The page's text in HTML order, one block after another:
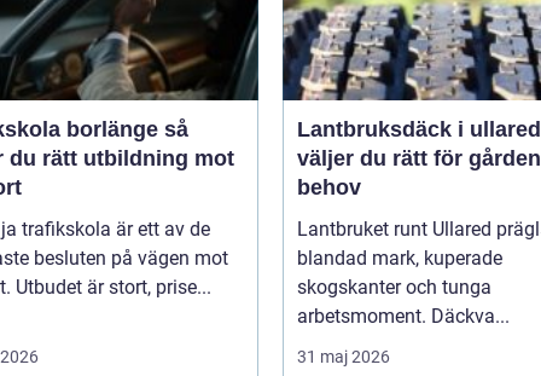
borlänge så
du rätt utbildning mot
trafikskola är ett av de
besluten på vägen mot
Utbudet är stort, prise...
Lantbruksdäck i ullared
väljer du rätt för
behov
Lantbruket runt Ullared
blandad mark, kuperade
skogskanter och tunga
arbetsmoment. Däckva...
31 maj 2026